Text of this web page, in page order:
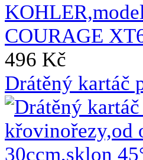
496 Kč
Drátěný kartáč